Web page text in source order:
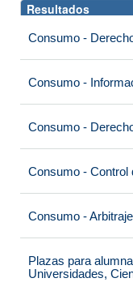
Resultados
Consumo -
Consumo -
Consumo -
Consumo - Control
Consumo - Arbitraje
Plazas para
Universidades,